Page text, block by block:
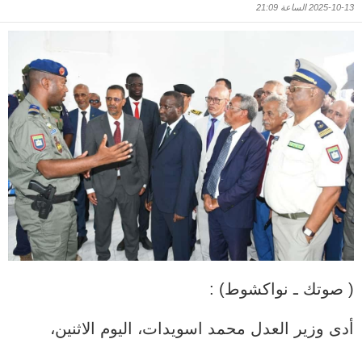
2025-10-13 الساعة 21:09
( صوتك ـ نواكشوط) :
أدى وزير العدل محمد اسويدات، اليوم الاثنين،